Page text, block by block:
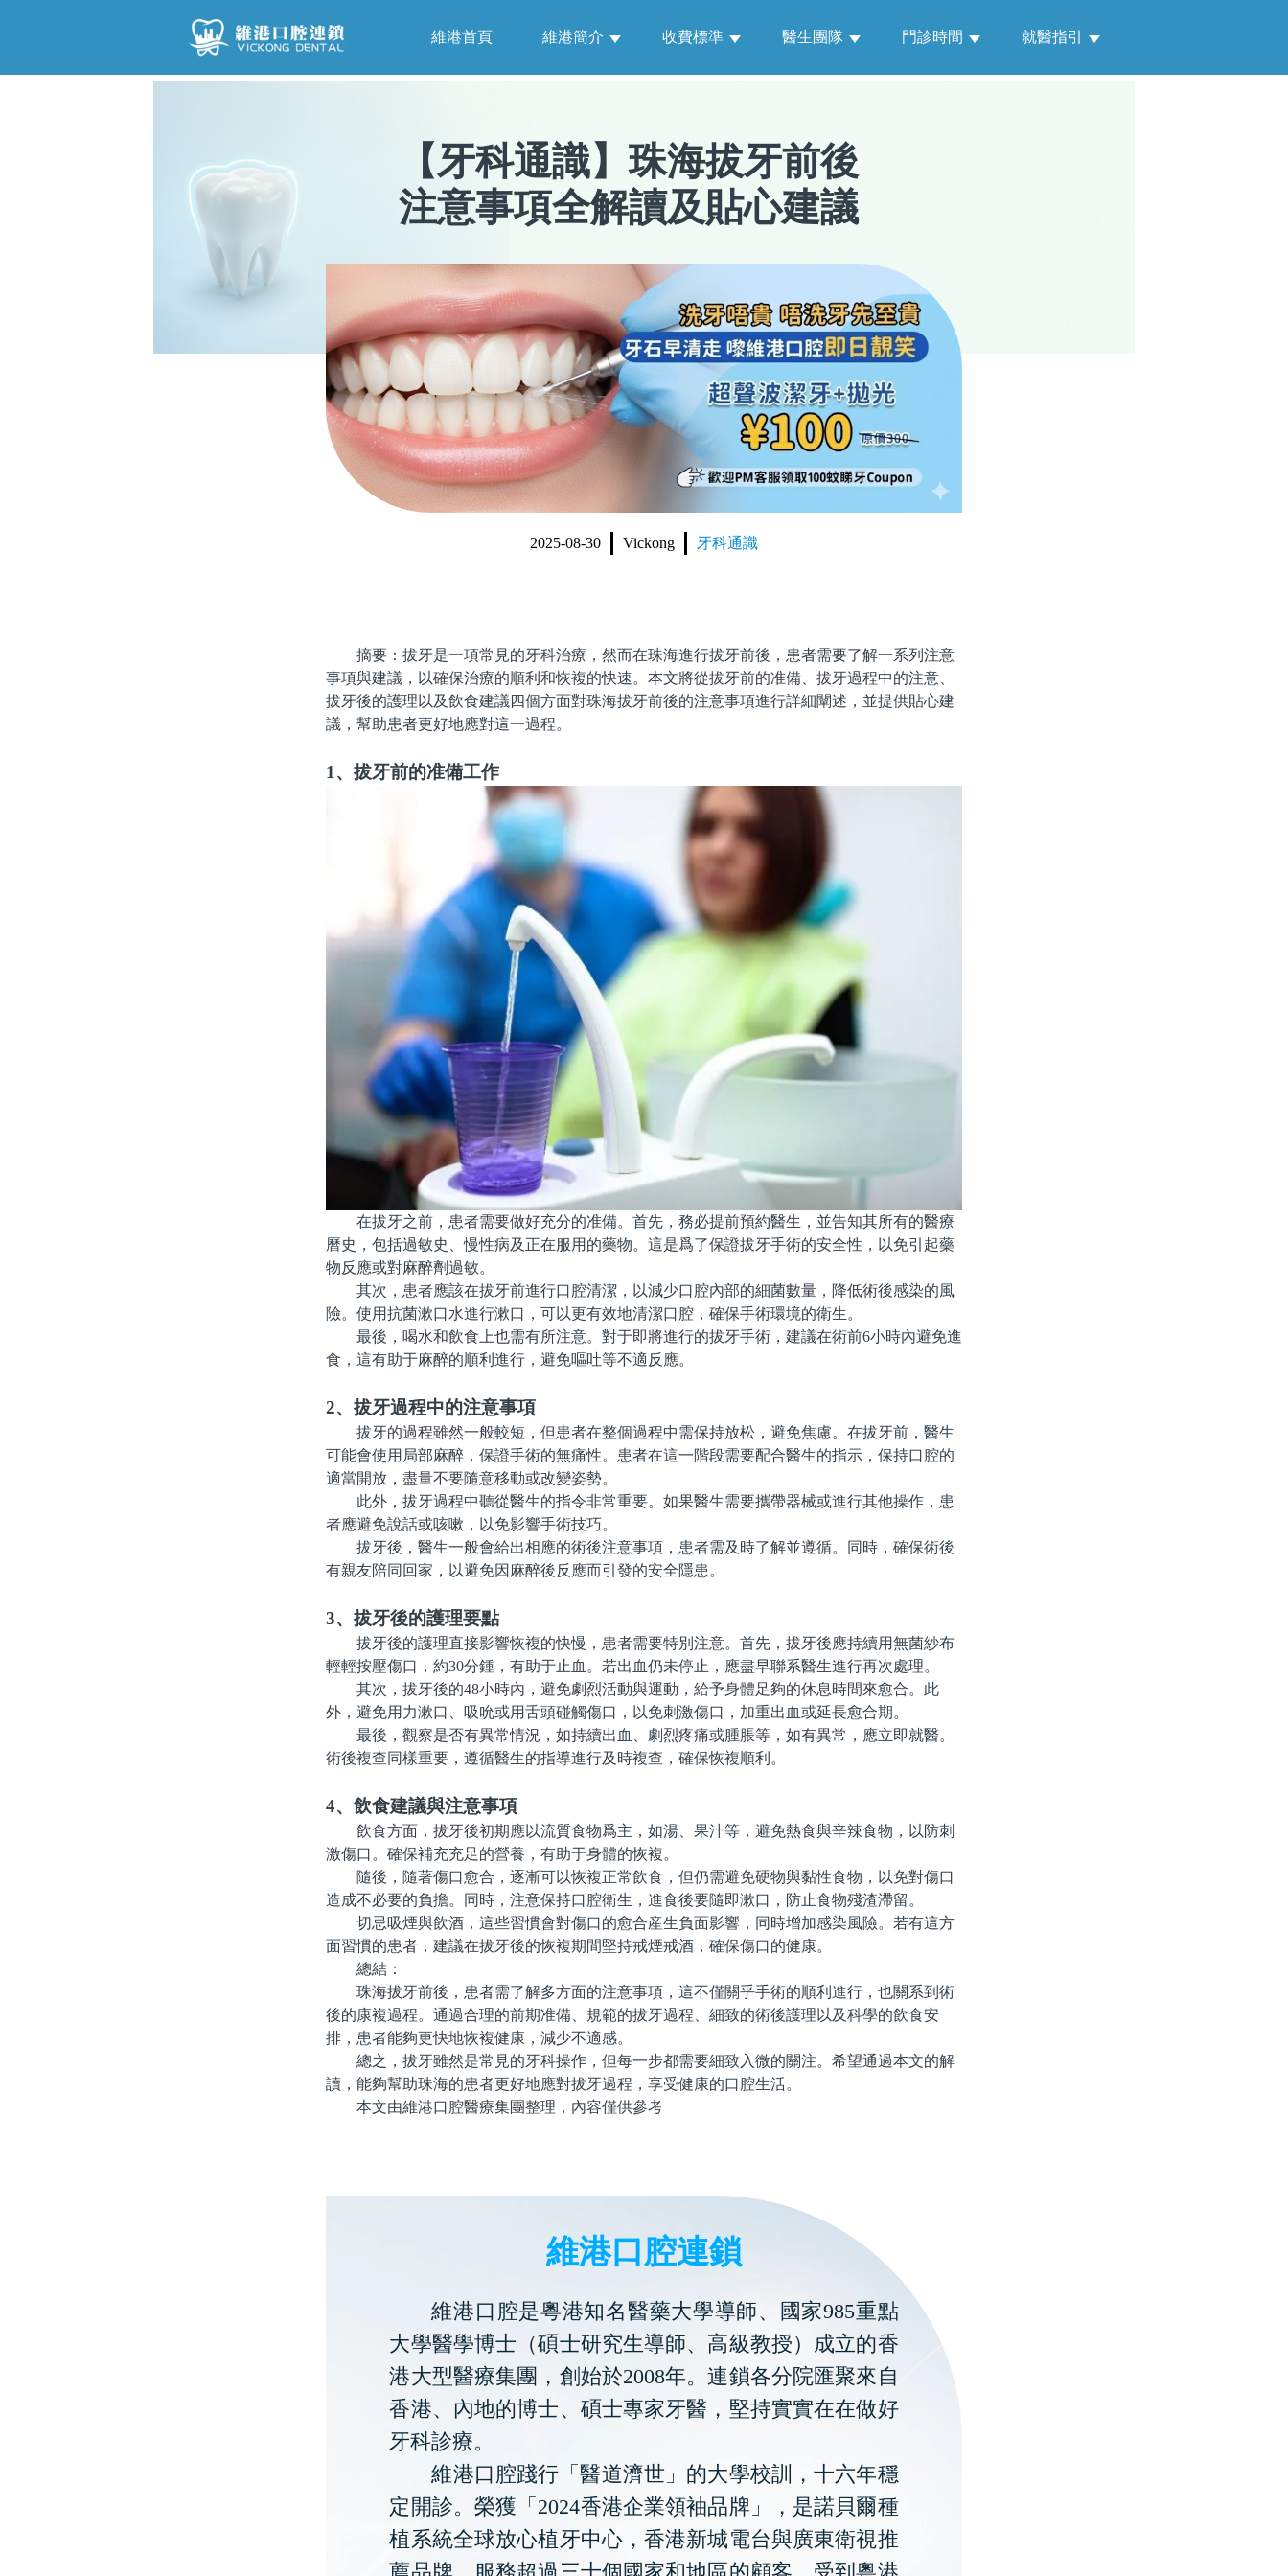
維港首頁 維港簡介 收費標準 醫生團隊 門診時間 就醫指引
【牙科通識】珠海拔牙前後
注意事項全解讀及貼心建議
2025-08-30 Vickong 牙科通識
摘要：拔牙是一項常見的牙科治療，然而在珠海進行拔牙前後，患者需要了解一系列注意
事項與建議，以確保治療的順利和恢複的快速。本文將從拔牙前的准備、拔牙過程中的注意、
拔牙後的護理以及飲食建議四個方面對珠海拔牙前後的注意事項進行詳細闡述，並提供貼心建
議，幫助患者更好地應對這一過程。
1、拔牙前的准備工作
在拔牙之前，患者需要做好充分的准備。首先，務必提前預約醫生，並告知其所有的醫療
曆史，包括過敏史、慢性病及正在服用的藥物。這是爲了保證拔牙手術的安全性，以免引起藥
物反應或對麻醉劑過敏。
其次，患者應該在拔牙前進行口腔清潔，以減少口腔內部的細菌數量，降低術後感染的風
險。使用抗菌漱口水進行漱口，可以更有效地清潔口腔，確保手術環境的衛生。
最後，喝水和飲食上也需有所注意。對于即將進行的拔牙手術，建議在術前6小時內避免進
食，這有助于麻醉的順利進行，避免嘔吐等不適反應。
2、拔牙過程中的注意事項
拔牙的過程雖然一般較短，但患者在整個過程中需保持放松，避免焦慮。在拔牙前，醫生
可能會使用局部麻醉，保證手術的無痛性。患者在這一階段需要配合醫生的指示，保持口腔的
適當開放，盡量不要隨意移動或改變姿勢。
此外，拔牙過程中聽從醫生的指令非常重要。如果醫生需要攜帶器械或進行其他操作，患
者應避免說話或咳嗽，以免影響手術技巧。
拔牙後，醫生一般會給出相應的術後注意事項，患者需及時了解並遵循。同時，確保術後
有親友陪同回家，以避免因麻醉後反應而引發的安全隱患。
3、拔牙後的護理要點
拔牙後的護理直接影響恢複的快慢，患者需要特別注意。首先，拔牙後應持續用無菌紗布
輕輕按壓傷口，約30分鍾，有助于止血。若出血仍未停止，應盡早聯系醫生進行再次處理。
其次，拔牙後的48小時內，避免劇烈活動與運動，給予身體足夠的休息時間來愈合。此
外，避免用力漱口、吸吮或用舌頭碰觸傷口，以免刺激傷口，加重出血或延長愈合期。
最後，觀察是否有異常情況，如持續出血、劇烈疼痛或腫脹等，如有異常，應立即就醫。
術後複查同樣重要，遵循醫生的指導進行及時複查，確保恢複順利。
4、飲食建議與注意事項
飲食方面，拔牙後初期應以流質食物爲主，如湯、果汁等，避免熱食與辛辣食物，以防刺
激傷口。確保補充充足的營養，有助于身體的恢複。
隨後，隨著傷口愈合，逐漸可以恢複正常飲食，但仍需避免硬物與黏性食物，以免對傷口
造成不必要的負擔。同時，注意保持口腔衛生，進食後要隨即漱口，防止食物殘渣滯留。
切忌吸煙與飲酒，這些習慣會對傷口的愈合産生負面影響，同時增加感染風險。若有這方
面習慣的患者，建議在拔牙後的恢複期間堅持戒煙戒酒，確保傷口的健康。
總結：
珠海拔牙前後，患者需了解多方面的注意事項，這不僅關乎手術的順利進行，也關系到術
後的康複過程。通過合理的前期准備、規範的拔牙過程、細致的術後護理以及科學的飲食安
排，患者能夠更快地恢複健康，減少不適感。
總之，拔牙雖然是常見的牙科操作，但每一步都需要細致入微的關注。希望通過本文的解
讀，能夠幫助珠海的患者更好地應對拔牙過程，享受健康的口腔生活。
本文由維港口腔醫療集團整理，內容僅供參考
維港口腔連鎖
維港口腔是粵港知名醫藥大學導師、國家985重點
大學醫學博士（碩士研究生導師、高級教授）成立的香
港大型醫療集團，創始於2008年。連鎖各分院匯聚來自
香港、內地的博士、碩士專家牙醫，堅持實實在在做好
牙科診療。
維港口腔踐行「醫道濟世」的大學校訓，十六年穩
定開診。榮獲「2024香港企業領袖品牌」，是諾貝爾種
植系統全球放心植牙中心，香港新城電台與廣東衛視推